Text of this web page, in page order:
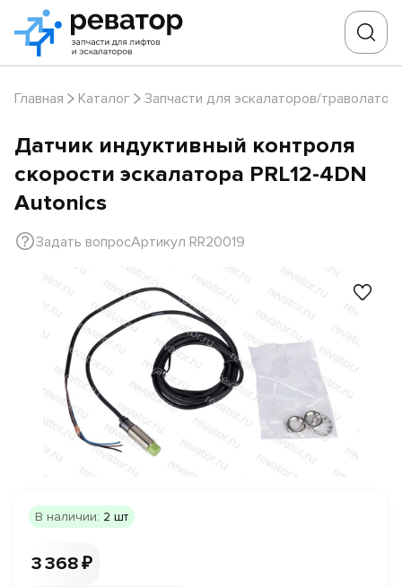
Главная Каталог Запчасти для эскалаторов/
Датчик индуктивный контроля
скорости эскалатора PRL12-4DN
Autonics
Задать вопросАртикул RR20019
В наличии: 2 шт
3 368 ₽